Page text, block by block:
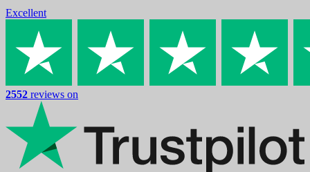
Excellent
2552 reviews on